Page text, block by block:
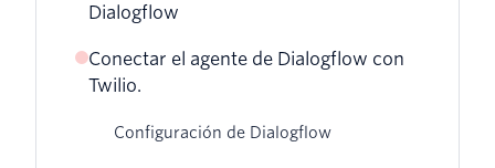
Dialogflow
Conectar el agente de Dialogflow con
Twilio.
Configuración de Dialogflow